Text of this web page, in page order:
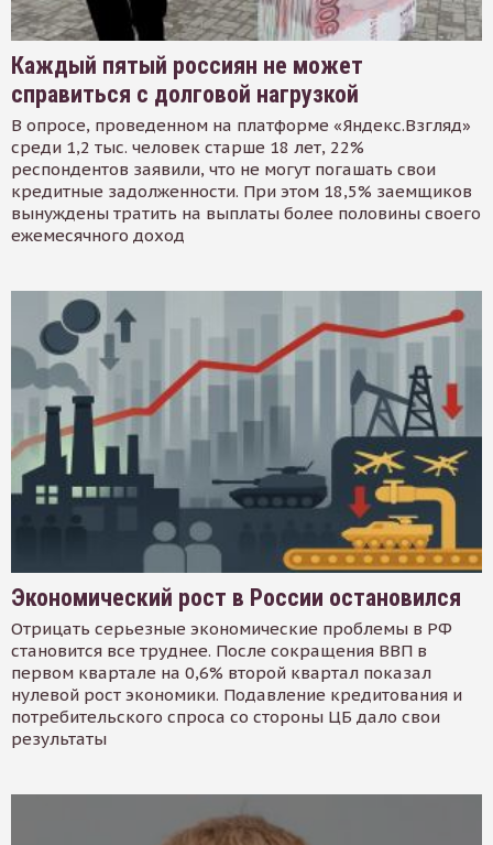
Каждый пятый россиян не может
справиться с долговой нагрузкой
В опросе, проведенном на платформе «Яндекс.Взгляд»
среди 1,2 тыс. человек старше 18 лет, 22%
респондентов заявили, что не могут погашать свои
кредитные задолженности. При этом 18,5% заемщиков
вынуждены тратить на выплаты более половины своего
ежемесячного доход
Экономический рост в России остановился
Отрицать серьезные экономические проблемы в РФ
становится все труднее. После сокращения ВВП в
первом квартале на 0,6% второй квартал показал
нулевой рост экономики. Подавление кредитования и
потребительского спроса со стороны ЦБ дало свои
результаты